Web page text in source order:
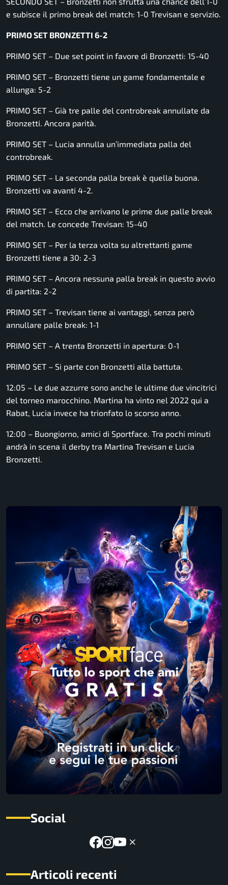
e subisce il primo break del match: 1-0 Trevisan e servizio.
PRIMO SET BRONZETTI 6-2
PRIMO SET – Due set point in favore di Bronzetti: 15-40
PRIMO SET – Bronzetti tiene un game fondamentale e
allunga: 5-2
PRIMO SET – Già tre palle del controbreak annullate da
Bronzetti. Ancora parità.
PRIMO SET – Lucia annulla un’immediata palla del
controbreak.
PRIMO SET – La seconda palla break è quella buona.
Bronzetti va avanti 4-2.
PRIMO SET – Ecco che arrivano le prime due palle break
del match. Le concede Trevisan: 15-40
PRIMO SET – Per la terza volta su altrettanti game
Bronzetti tiene a 30: 2-3
PRIMO SET – Ancora nessuna palla break in questo avvio
di partita: 2-2
PRIMO SET – Trevisan tiene ai vantaggi, senza però
annullare palle break: 1-1
PRIMO SET – A trenta Bronzetti in apertura: 0-1
PRIMO SET – Si parte con Bronzetti alla battuta.
12:05 – Le due azzurre sono anche le ultime due vincitrici
del torneo marocchino. Martina ha vinto nel 2022 qui a
Rabat, Lucia invece ha trionfato lo scorso anno.
12:00 – Buongiorno, amici di Sportface. Tra pochi minuti
andrà in scena il derby tra Martina Trevisan e Lucia
Bronzetti.
Social
Articoli recenti